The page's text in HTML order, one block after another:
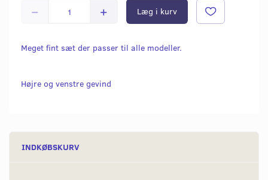
Læg i kurv
Meget fint sæt der passer til alle modeller.
Højre og venstre gevind
INDKØBSKURV